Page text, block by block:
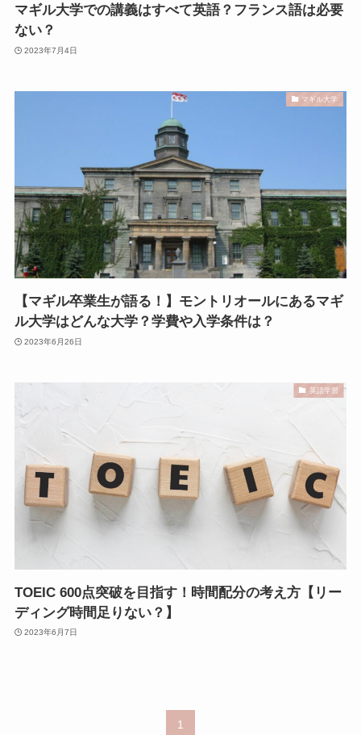
マギル大学での講義はすべて英語？フランス語は必要
ない？
2023年7月4日
マギル大学
【マギル卒業生が語る！】モントリオールにあるマギ
ル大学はどんな大学？学費や入学条件は？
2023年6月26日
英語学習
TOEIC 600点突破を目指す！時間配分の考え方【リー
ディング時間足りない？】
2023年6月7日
1